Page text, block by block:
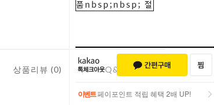
품nbsp;nbsp; 절
이벤트페이포인트 적립 혜택 2배 UP!
상품리뷰 (0) Q&A (0)